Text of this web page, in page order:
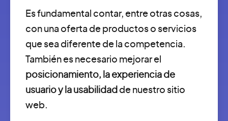
Es fundamental contar, entre otras cosas,
con una oferta de productos o servicios
que sea diferente de la competencia.
También es necesario mejorar el
posicionamiento, la experiencia de
usuario y la usabilidad de nuestro sitio
web.